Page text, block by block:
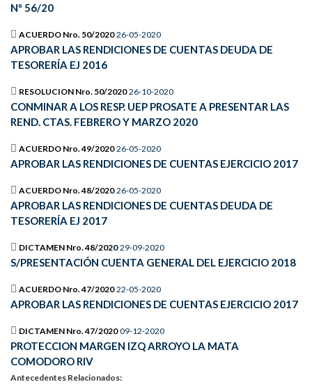
Nº 56/20
ACUERDO Nro. 50/2020 26-05-2020
APROBAR LAS RENDICIONES DE CUENTAS DEUDA DE
TESORERÍA EJ 2016
RESOLUCION Nro. 50/2020 26-10-2020
CONMINAR A LOS RESP. UEP PROSATE A PRESENTAR LAS
REND. CTAS. FEBRERO Y MARZO 2020
ACUERDO Nro. 49/2020 26-05-2020
APROBAR LAS RENDICIONES DE CUENTAS EJERCICIO 2017
ACUERDO Nro. 48/2020 26-05-2020
APROBAR LAS RENDICIONES DE CUENTAS DEUDA DE
TESORERÍA EJ 2017
DICTAMEN Nro. 48/2020 29-09-2020
S/PRESENTACIÓN CUENTA GENERAL DEL EJERCICIO 2018
ACUERDO Nro. 47/2020 22-05-2020
APROBAR LAS RENDICIONES DE CUENTAS EJERCICIO 2017
DICTAMEN Nro. 47/2020 09-12-2020
PROTECCION MARGEN IZQ ARROYO LA MATA
COMODORO RIV
Antecedentes Relacionados: